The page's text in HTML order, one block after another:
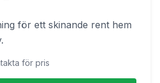
för ett skinande rent hem
.
för pris